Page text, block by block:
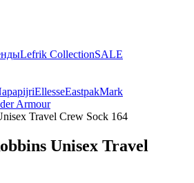
Lefrik CollectionSALE
EllesseEastpakMark
Armour
Travel Crew Sock 164
Unisex Travel